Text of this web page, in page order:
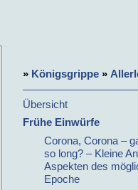
» Königsgrippe »
Übersicht
Frühe Einwürfe
Corona, Corona –
so long? – Kleine
Aspekten des
Epoche